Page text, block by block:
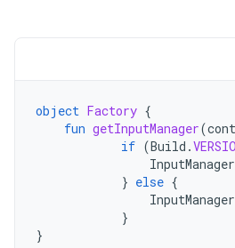
object Factory {
fun getInputManager(
if (Build .
} else {
}
}